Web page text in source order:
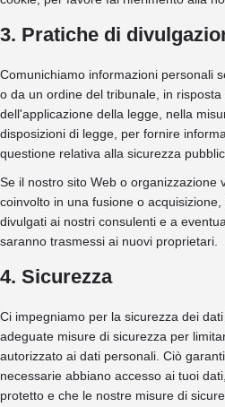
3. Pratiche di
Comunichiamo informazioni personali
o da un ordine del tribunale, in
dell'applicazione della legge, nella
disposizioni di legge, per fornire
questione relativa alla sicurezza
Se il nostro sito Web o organizzazione
coinvolto in una fusione o
divulgati ai nostri consulenti e a
saranno trasmessi ai nuovi proprietari.
4. Sicurezza
Ci impegniamo per la sicurezza dei
adeguate misure di sicurezza per
autorizzato ai dati personali. Ciò
necessarie abbiano accesso ai tuoi
protetto e che le nostre misure di